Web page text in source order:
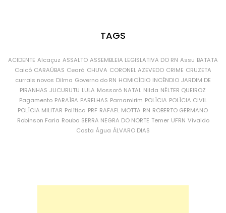
TAGS
ACIDENTE Alcaçuz ASSALTO ASSEMBLEIA LEGISLATIVA DO RN Assu BATATA
Caicó CARAÚBAS Ceará CHUVA CORONEL AZEVEDO CRIME CRUZETA
currais novos Dilma Governo do RN HOMICÍDIO INCÊNDIO JARDIM DE
PIRANHAS JUCURUTU LULA Mossoró NATAL Nilda NÉLTER QUEIROZ
Pagamento PARAÍBA PARELHAS Parnamirim POLÍCIA POLÍCIA CIVIL
POLÍCIA MILITAR Política PRF RAFAEL MOTTA RN ROBERTO GERMANO
Robinson Faria Roubo SERRA NEGRA DO NORTE Temer UFRN Vivaldo
Costa Água ÁLVARO DIAS